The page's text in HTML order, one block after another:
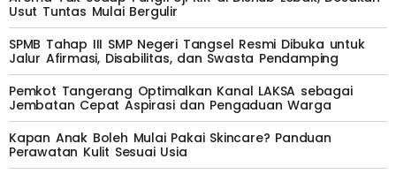
Usut Tuntas Mulai Bergulir
SPMB Tahap III SMP Negeri Tangsel Resmi Dibuka untuk
Jalur Afirmasi, Disabilitas, dan Swasta Pendamping
Pemkot Tangerang Optimalkan Kanal LAKSA sebagai
Jembatan Cepat Aspirasi dan Pengaduan Warga
Kapan Anak Boleh Mulai Pakai Skincare? Panduan
Perawatan Kulit Sesuai Usia